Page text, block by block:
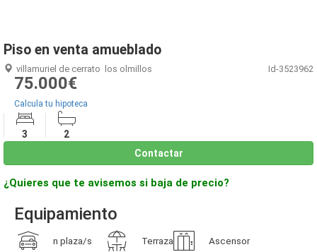
Piso en venta amueblado
villamuriel de cerrato los olmillos Id-3523962
75.000€
Calcula tu hipoteca
3
2
Contactar
¿Quieres que te avisemos si baja de precio?
Equipamiento
n plaza/s Terraza Ascensor